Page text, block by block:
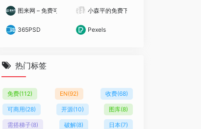
图来网 – 免费可商用高清正版图片小森平的免费下载音效
365PSD Pexels
热门标签
免费(112) EN(92) 收费(68)
可商用(28) 开源(10) 图库(8)
需搭梯子(8) 破解(8) 日本(7)